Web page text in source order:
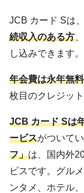
JCB カード Sは、
続収入のある方
し込みできます。
年会費は永年無料
枚目のクレジッ
JCB カード Sは
ービスがついてい
フ」は、国内外
ビスです。グル
ンタメ、ホテル